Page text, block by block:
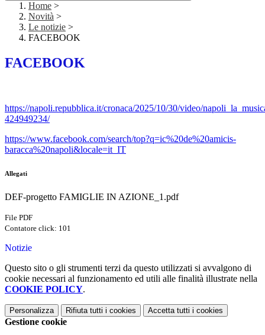
Home >
Novità >
Le notizie >
FACEBOOK
FACEBOOK
https://napoli.repubblica.it/cronaca/2025/10/30/video/
424949234/
https://www.facebook.com/search/top?q=ic%20de%20amicis-
baracca%20napoli&locale=it_IT
Allegati
DEF-progetto FAMIGLIE IN AZIONE_1.pdf
File PDF
Contatore click: 101
Notizie
Questo sito o gli strumenti terzi da questo utilizzati si avvalgono di
cookie necessari al funzionamento ed utili alle finalità illustrate nella
COOKIE POLICY.
Personalizza Rifiuta tutti i cookies Accetta tutti i cookies
Gestione cookie